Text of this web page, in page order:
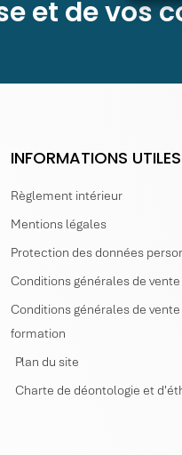
et de vos
INFORMATIONS UTILES
Règlement intérieur
Mentions légales
Protection des données
Conditions générales de
Conditions générales de
formation
Plan du site
Charte de déontologie et